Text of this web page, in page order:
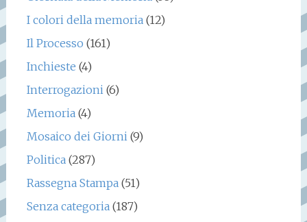
I colori della memoria(12)
Il Processo (161)
Inchieste (4)
Interrogazioni(6)
Memoria(4)
Mosaico dei Giorni(9)
Politica(287)
Rassegna Stampa(51)
Senza categoria(187)